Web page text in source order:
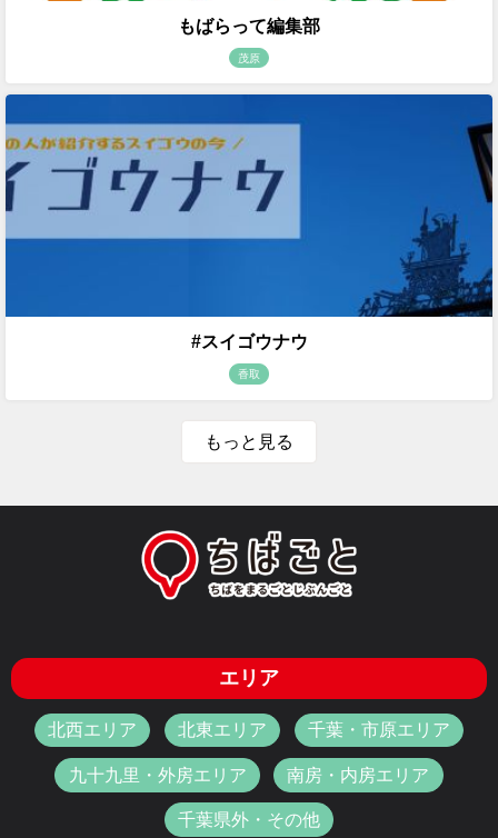
もばらって編集部
茂原
#スイゴウナウ
香取
もっと見る
エリア
北西エリア 北東エリア 千葉・市原エリア
九十九里・外房エリア 南房・内房エリア
千葉県外・その他